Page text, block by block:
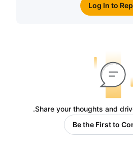
Log In to
Share your thoughts and
Be the First to